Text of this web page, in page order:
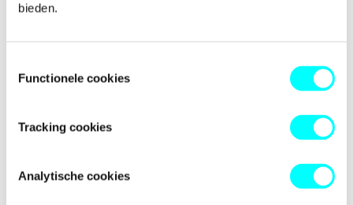
bieden.
Functionele cookies
Tracking cookies
Analytische cookies
-side exception has occurred while
browser consolefor